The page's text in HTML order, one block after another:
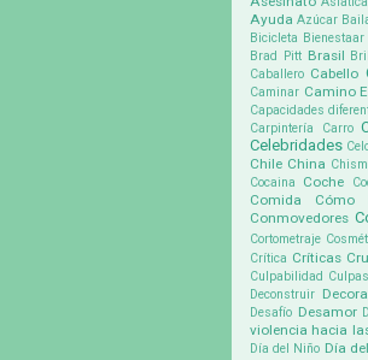
Ayuda Azúcar
Bicicleta Bienestaar
Brad Pitt Brasil
Caballero Cabello
Caminar Camino
Capacidades
Carpintería
Carro
Celebridades
Chile China
Cocaina
Coche
Comida Cómo
Conmovedores
Cortometraje
Crítica Críticas
Culpabilidad Culpas
Deconstruir
Desafío Desamor
violencia hacia
Día del Niño Día